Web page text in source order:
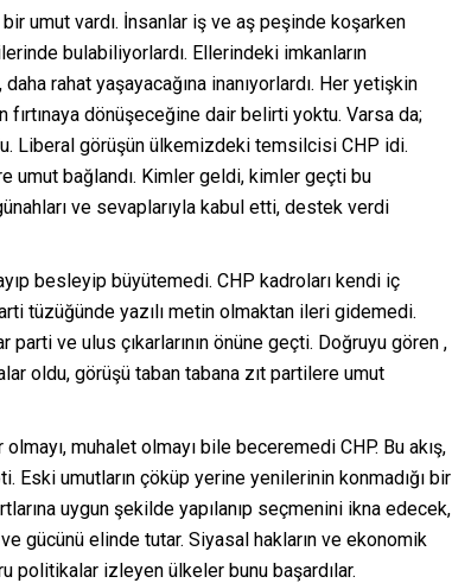
umut vardı. İnsanlar iş ve aş peşinde koşarken
bulabiliyorlardı. Ellerindeki imkanların
rahat yaşayacağına inanıyorlardı. Her yetişkin
fırtınaya dönüşeceğine dair belirti yoktu. Varsa da;
Liberal görüşün ülkemizdeki temsilcisi CHP idi.
umut bağlandı. Kimler geldi, kimler geçti bu
ve sevaplarıyla kabul etti, destek verdi
besleyip büyütemedi. CHP kadroları kendi iç
tüzüğünde yazılı metin olmaktan ileri gidemedi.
parti ve ulus çıkarlarının önüne geçti. Doğruyu gören ,
oldu, görüşü taban tabana zıt partilere umut
olmayı, muhalet olmayı bile beceremedi CHP. Bu akış,
umutların çöküp yerine yenilerinin konmadığı bir
uygun şekilde yapılanıp seçmenini ikna edecek,
gücünü elinde tutar. Siyasal hakların ve ekonomik
politikalar izleyen ülkeler bunu başardılar.